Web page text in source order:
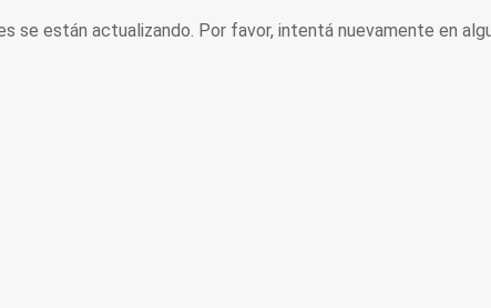
se están actualizando. Por favor, intentá nuevamente en